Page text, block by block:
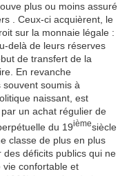
plus ou moins assuré
. Ceux-ci acquièrent, le
sur la monnaie légale :
delà de leurs réserves
de transfert de la
En revanche
souvent soumis à
naissant, est
un achat régulier de
du 19ièmesiècle
classe de plus en plus
déficits publics qui ne
vie confortable et